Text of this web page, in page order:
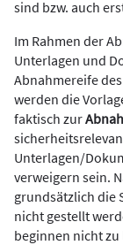
sind bzw. auch
Im Rahmen der
Unterlagen und
Abnahmereife
werden die
faktisch zur
Unterlagen/
verweigern sein.
grundsätzlich die
nicht gestellt
beginnen nicht zu